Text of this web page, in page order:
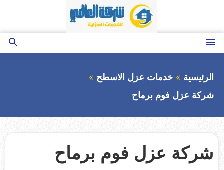
المحتوى
القائمة
بحث
الرئيسية
خدمات عزل الاسطح
شركة عزل فوم برماح
شركة عزل فوم برماح